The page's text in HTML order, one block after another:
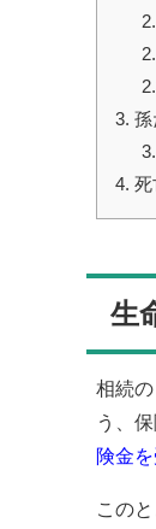
3. 孫
4. 死
生
相続
う、
険金
この